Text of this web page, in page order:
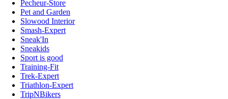
Pecheur-Store
Pet and Garden
Slowood Interior
Smash-Expert
Sneak'In
Sneakids
Sport is good
Training-Fit
Trek-Expert
Triathlon-Expert
TripNBikers